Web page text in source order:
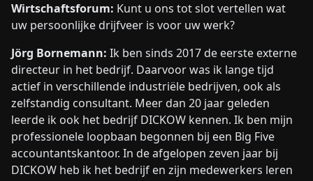
Wirtschaftsforum: Kunt u ons tot slot vertellen wat
uw persoonlijke drijfveer is voor uw werk?
Jörg Bornemann: Ik ben sinds 2017 de eerste externe
directeur in het bedrijf. Daarvoor was ik lange tijd
actief in verschillende industriële bedrijven, ook als
zelfstandig consultant. Meer dan 20 jaar geleden
leerde ik ook het bedrijf DICKOW kennen. Ik ben mijn
professionele loopbaan begonnen bij een Big Five
accountantskantoor. In de afgelopen zeven jaar bij
DICKOW heb ik het bedrijf en zijn medewerkers leren